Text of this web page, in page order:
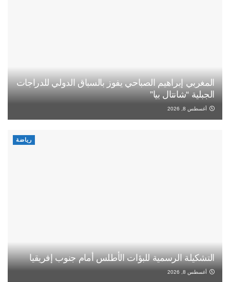
المغربي إبراهيم الصباحي يفوز بالسباق الدولي للدراجات
الجبلية “شانتال بيا”
أغسطس 8, 2026
رياضة
التشكيلة الرسمية للبؤات الأطلس أمام جنوب إفريقيا
أغسطس 8, 2026